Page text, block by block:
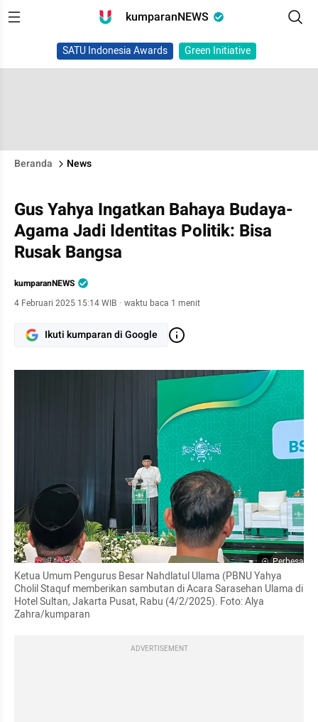
kumparanNEWS
SATU Indonesia Awards Green Initiative
Beranda News
Gus Yahya Ingatkan Bahaya Budaya-
Agama Jadi Identitas Politik: Bisa
Rusak Bangsa
kumparanNEWS
4 Februari 2025 15:14 WIB · waktu baca 1 menit
Ikuti kumparan di Google
Perbesar
Ketua Umum Pengurus Besar Nahdlatul Ulama (PBNU Yahya
Cholil Staquf memberikan sambutan di Acara Sarasehan Ulama di
Hotel Sultan, Jakarta Pusat, Rabu (4/2/2025). Foto: Alya
Zahra/kumparan
ADVERTISEMENT